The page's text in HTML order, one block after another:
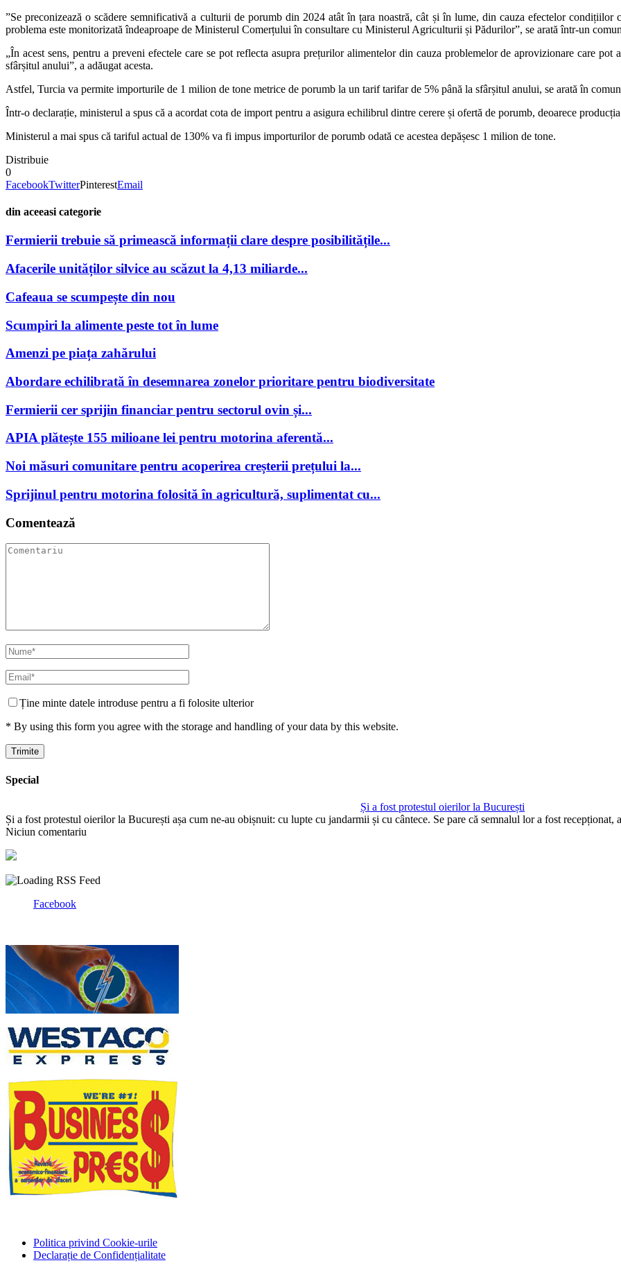
”Se preconizează o scădere semnificativă a culturii de porumb din 2024 atât în ​​țara noastră, cât și în lume, din cauza efectelor
problema este monitorizată îndeaproape de Ministerul Comerțului în consultare cu Ministerul Agriculturii și Pădurilor”, se arată într-un
„În acest sens, pentru a preveni efectele care se pot reflecta asupra prețurilor alimentelor din cauza problemelor de aprovizionare care
sfârșitul anului”, a adăugat acesta.
Astfel, Turcia va permite importurile de 1 milion de tone metrice de porumb la un tarif tarifar de 5% până la sfârșitul anului, se arată în
Într-o declarație, ministerul a spus că a acordat cota de import pentru a asigura echilibrul dintre cerere și ofertă de porumb, deoarece
Ministerul a mai spus că tariful actual de 130% va fi impus importurilor de porumb odată ce acestea depășesc 1 milion de tone.
Distribuie
0
FacebookTwitterPinterestEmail
din aceeasi categorie
Fermierii trebuie să primească informații clare despre posibilitățile...
Afacerile unităților silvice au scăzut la 4,13 miliarde...
Cafeaua se scumpește din nou
Scumpiri la alimente peste tot în lume
Amenzi pe piața zahărului
Abordare echilibrată în desemnarea zonelor prioritare pentru biodiversitate
Fermierii cer sprijin financiar pentru sectorul ovin și...
APIA plătește 155 milioane lei pentru motorina aferentă...
Noi măsuri comunitare pentru acoperirea creșterii prețului la...
Sprijinul pentru motorina folosită în agricultură, suplimentat cu...
Comentează
Ține minte datele introduse pentru a fi folosite ulterior
* By using this form you agree with the storage and handling of your data by this website.
Special
Și a fost protestul oierilor la București
Și a fost protestul oierilor la București așa cum ne-au obișnuit: cu lupte cu jandarmii și cu cântece. Se pare că semnalul lor a fost recepționat,
Niciun comentariu
Facebook
Politica privind Cookie-urile
Declarație de Confidențialitate